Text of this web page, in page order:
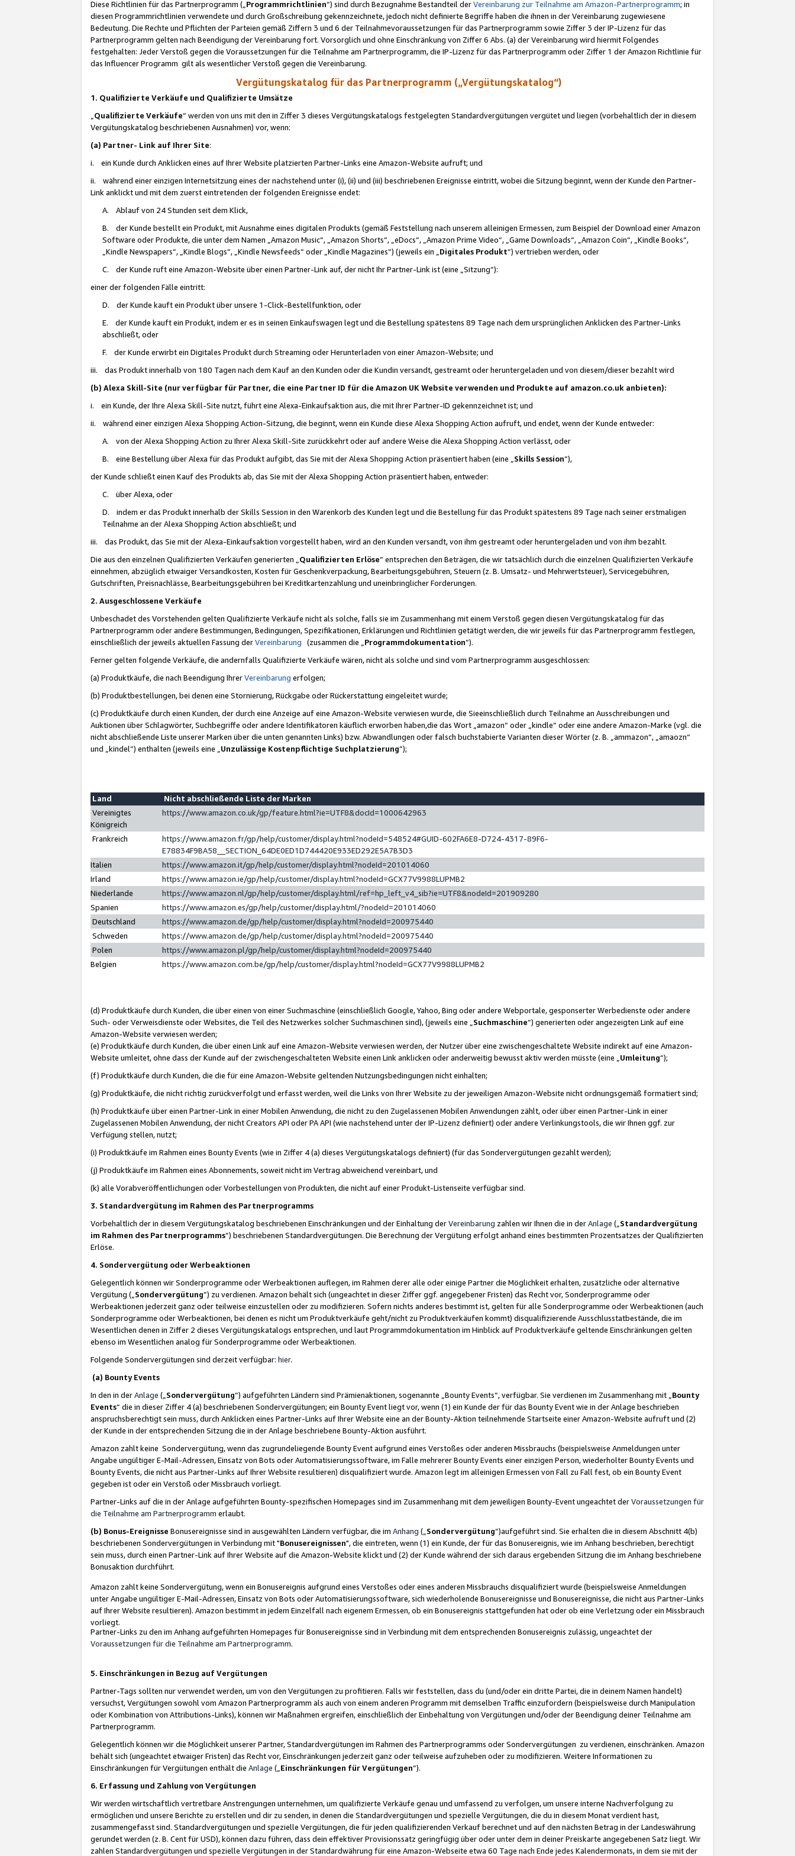
Diese Richtlinien für das Partnerprogramm („Programmrichtlinien“) sind durch Bezugnahme Bestandteil derVereinbarung zur Teilnahme am Amazon-Partnerprogramm; in
diesen Programmrichtlinien verwendete und durch Großschreibung gekennzeichnete, jedoch nicht definierte Begriffe haben die ihnen in der Vereinbarung zugewiesene
Bedeutung. Die Rechte und Pflichten der Parteien gemäß Ziffern 3 und 6 der Teilnahmevoraussetzungen für das Partnerprogramm sowie Ziffer 3 der IP-Lizenz für das
Partnerprogramm gelten nach Beendigung der Vereinbarung fort. Vorsorglich und ohne Einschränkung von Ziffer 6 Abs. (a) der Vereinbarung wird hiermit Folgendes
festgehalten: Jeder Verstoß gegen die Voraussetzungen für die Teilnahme am Partnerprogramm, die IP-Lizenz für das Partnerprogramm oder Ziffer 1 der Amazon Richtlinie für
das Influencer Programm gilt als wesentlicher Verstoß gegen die Vereinbarung.
Vergütungskatalog für das Partnerprogramm („Vergütungskatalog“)
1. Qualifizierte Verkäufe und Qualifizierte Umsätze
Qualifizierte Verkäufe“ werden von uns mit den in Ziffer 3 dieses Vergütungskatalogs festgelegten Standardvergütungen vergütet und liegen (vorbehaltlich der in diesem
Vergütungskatalog beschriebenen Ausnahmen) vor, wenn:
(a) Partner- Link auf Ihrer Site:
i. ein Kunde durch Anklicken eines auf Ihrer Website platzierten Partner-Links eine Amazon-Website aufruft; und
ii. während einer einzigen Internetsitzung eines der nachstehend unter (i), (ii) und (iii) beschriebenen Ereignisse eintritt, wobei die Sitzung beginnt, wenn der Kunde den Partner-
Link anklickt und mit dem zuerst eintretenden der folgenden Ereignisse endet:
A. Ablauf von 24 Stunden seit dem Klick,
B. der Kunde bestellt ein Produkt, mit Ausnahme eines digitalen Produkts (gemäß Feststellung nach unserem alleinigen Ermessen, zum Beispiel der Download einer Amazon
Software oder Produkte, die unter dem Namen „Amazon Music“, „Amazon Shorts“, „eDocs“, „Amazon Prime Video“, „Game Downloads“, „Amazon Coin“, „Kindle Books“,
„Kindle Newspapers“, „Kindle Blogs“, „Kindle Newsfeeds“ oder „Kindle Magazines“) (jeweils ein „ Digitales Produkt“) vertrieben werden, oder
C. der Kunde ruft eine Amazon-Website über einen Partner-Link auf, der nicht Ihr Partner-Link ist (eine „Sitzung“):
einer der folgenden Fälle eintritt:
D. der Kunde kauft ein Produkt über unsere 1-Click-Bestellfunktion, oder
E. der Kunde kauft ein Produkt, indem er es in seinen Einkaufswagen legt und die Bestellung spätestens 89 Tage nach dem ursprünglichen Anklicken des Partner-Links
abschließt, oder
F. der Kunde erwirbt ein Digitales Produkt durch Streaming oder Herunterladen von einer Amazon-Website; und
iii. das Produkt innerhalb von 180 Tagen nach dem Kauf an den Kunden oder die Kundin versandt, gestreamt oder heruntergeladen und von diesem/dieser bezahlt wird
(b) Alexa Skill-Site (nur verfügbar für Partner, die eine Partner ID für die Amazon UK Website verwenden und Produkte auf amazon.co.uk anbieten):
i. ein Kunde, der Ihre Alexa Skill-Site nutzt, führt eine Alexa-Einkaufsaktion aus, die mit Ihrer Partner-ID gekennzeichnet ist; und
ii. während einer einzigen Alexa Shopping Action-Sitzung, die beginnt, wenn ein Kunde diese Alexa Shopping Action aufruft, und endet, wenn der Kunde entweder:
A. von der Alexa Shopping Action zu Ihrer Alexa Skill-Site zurückkehrt oder auf andere Weise die Alexa Shopping Action verlässt, oder
B. eine Bestellung über Alexa für das Produkt aufgibt, das Sie mit der Alexa Shopping Action präsentiert haben (eine „ Skills Session“),
der Kunde schließt einen Kauf des Produkts ab, das Sie mit der Alexa Shopping Action präsentiert haben, entweder:
C. über Alexa, oder
D. indem er das Produkt innerhalb der Skills Session in den Warenkorb des Kunden legt und die Bestellung für das Produkt spätestens 89 Tage nach seiner erstmaligen
Teilnahme an der Alexa Shopping Action abschließt; und
iii. das Produkt, das Sie mit der Alexa-Einkaufsaktion vorgestellt haben, wird an den Kunden versandt, von ihm gestreamt oder heruntergeladen und von ihm bezahlt.
Die aus den einzelnen Qualifizierten Verkäufen generierten „ Qualifizierten Erlöse“ entsprechen den Beträgen, die wir tatsächlich durch die einzelnen Qualifizierten Verkäufe
einnehmen, abzüglich etwaiger Versandkosten, Kosten für Geschenkverpackung, Bearbeitungsgebühren, Steuern (z. B. Umsatz- und Mehrwertsteuer), Servicegebühren,
Gutschriften, Preisnachlässe, Bearbeitungsgebühren bei Kreditkartenzahlung und uneinbringlicher Forderungen.
2. Ausgeschlossene Verkäufe
Unbeschadet des Vorstehenden gelten Qualifizierte Verkäufe nicht als solche, falls sie im Zusammenhang mit einem Verstoß gegen diesen Vergütungskatalog für das
Partnerprogramm oder andere Bestimmungen, Bedingungen, Spezifikationen, Erklärungen und Richtlinien getätigt werden, die wir jeweils für das Partnerprogramm festlegen,
einschließlich der jeweils aktuellen Fassung derVereinbarung (zusammen die „ Programmdokumentation“).
Ferner gelten folgende Verkäufe, die andernfalls Qualifizierte Verkäufe wären, nicht als solche und sind vom Partnerprogramm ausgeschlossen:
(a) Produktkäufe, die nach Beendigung IhrerVereinbarung erfolgen;
(b) Produktbestellungen, bei denen eine Stornierung, Rückgabe oder Rückerstattung eingeleitet wurde;
(c) Produktkäufe durch einen Kunden, der durch eine Anzeige auf eine Amazon-Website verwiesen wurde, die Sieeinschließlich durch Teilnahme an Ausschreibungen und
Auktionen über Schlagwörter, Suchbegriffe oder andere Identifikatoren käuflich erworben haben,die das Wort „amazon“ oder „kindle“ oder eine andere Amazon-Marke (vgl. die
nicht abschließende Liste unserer Marken über die unten genannten Links) bzw. Abwandlungen oder falsch buchstabierte Varianten dieser Wörter (z. B. „ammazon“, „amaozn“
und „kindel“) enthalten (jeweils eine „ Unzulässige Kostenpflichtige Suchplatzierung”);
Land
Nicht abschließende Liste der Marken
Vereinigtes
Königreich
https://www.amazon.co.uk/gp/feature.html?ie=UTF8&docId=1000642963
Frankreich
https://www.amazon.fr/gp/help/customer/display.html?nodeId=548524#GUID-602FA6E8-D724-4317-89F6-
E78834F9BA58__SECTION_64DE0ED1D744420E933ED292E5A7B3D3
Italien
https://www.amazon.it/gp/help/customer/display.html?nodeId=201014060
Irland
https://www.amazon.ie/gp/help/customer/display.html?nodeId=GCX77V9988LUPMB2
Niederlande
https://www.amazon.nl/gp/help/customer/display.html/ref=hp_left_v4_sib?ie=UTF8&nodeId=201909280
Spanien
https://www.amazon.es/gp/help/customer/display.html/?nodeId=201014060
Deutschland
https://www.amazon.de/gp/help/customer/display.html?nodeId=200975440
Schweden
https://www.amazon.de/gp/help/customer/display.html?nodeId=200975440
Polen
https://www.amazon.pl/gp/help/customer/display.html?nodeId=200975440
Belgien
https://www.amazon.com.be/gp/help/customer/display.html?nodeId=GCX77V9988LUPMB2
(d) Produktkäufe durch Kunden, die über einen von einer Suchmaschine (einschließlich Google, Yahoo, Bing oder andere Webportale, gesponserter Werbedienste oder andere
Such- oder Verweisdienste oder Websites, die Teil des Netzwerkes solcher Suchmaschinen sind), (jeweils eine „ Suchmaschine“) generierten oder angezeigten Link auf eine
Amazon-Website verwiesen werden;
(e) Produktkäufe durch Kunden, die über einen Link auf eine Amazon-Website verwiesen werden, der Nutzer über eine zwischengeschaltete Website indirekt auf eine Amazon-
Website umleitet, ohne dass der Kunde auf der zwischengeschalteten Website einen Link anklicken oder anderweitig bewusst aktiv werden müsste (eine „ Umleitung“);
(f) Produktkäufe durch Kunden, die die für eine Amazon-Website geltenden Nutzungsbedingungen nicht einhalten;
(g) Produktkäufe, die nicht richtig zurückverfolgt und erfasst werden, weil die Links von Ihrer Website zu der jeweiligen Amazon-Website nicht ordnungsgemäß formatiert sind;
(h) Produktkäufe über einen Partner-Link in einer Mobilen Anwendung, die nicht zu den Zugelassenen Mobilen Anwendungen zählt, oder über einen Partner-Link in einer
Zugelassenen Mobilen Anwendung, der nicht Creators API oder PA API (wie nachstehend unter der IP-Lizenz definiert) oder andere Verlinkungstools, die wir Ihnen ggf. zur
Verfügung stellen, nutzt;
(i) Produktkäufe im Rahmen eines Bounty Events (wie in Ziffer 4 (a) dieses Vergütungskatalogs definiert) (für das Sondervergütungen gezahlt werden);
(j) Produktkäufe im Rahmen eines Abonnements, soweit nicht im Vertrag abweichend vereinbart, und
(k) alle Vorabveröffentlichungen oder Vorbestellungen von Produkten, die nicht auf einer Produkt-Listenseite verfügbar sind.
3. Standardvergütung im Rahmen des Partnerprogramms
Vorbehaltlich der in diesem Vergütungskatalog beschriebenen Einschränkungen und der Einhaltung derVereinbarung zahlen wir Ihnen die in derAnlage („ Standardvergütung
im Rahmen des Partnerprogramms“) beschriebenen Standardvergütungen. Die Berechnung der Vergütung erfolgt anhand eines bestimmten Prozentsatzes der Qualifizierten
Erlöse.
4. Sondervergütung oder Werbeaktionen
Gelegentlich können wir Sonderprogramme oder Werbeaktionen auflegen, im Rahmen derer alle oder einige Partner die Möglichkeit erhalten, zusätzliche oder alternative
Vergütung („ Sondervergütung”) zu verdienen. Amazon behält sich (ungeachtet in dieser Ziffer ggf. angegebener Fristen) das Recht vor, Sonderprogramme oder
Werbeaktionen jederzeit ganz oder teilweise einzustellen oder zu modifizieren. Sofern nichts anderes bestimmt ist, gelten für alle Sonderprogramme oder Werbeaktionen (auch
Sonderprogramme oder Werbeaktionen, bei denen es nicht um Produktverkäufe geht/nicht zu Produktverkäufen kommt) disqualifizierende Ausschlusstatbestände, die im
Wesentlichen denen in Ziffer 2 dieses Vergütungskatalogs entsprechen, und laut Programmdokumentation im Hinblick auf Produktverkäufe geltende Einschränkungen gelten
ebenso im Wesentlichen analog für Sonderprogramme oder Werbeaktionen.
Folgende Sondervergütungen sind derzeit verfügbar: hier.
(a) Bounty Events
In den in derAnlage („ Sondervergütung“) aufgeführten Ländern sind Prämienaktionen, sogenannte „Bounty Events“, verfügbar. Sie verdienen im Zusammenhang mit „ Bounty
Events“ die in dieser Ziffer 4 (a) beschriebenen Sondervergütungen; ein Bounty Event liegt vor, wenn (1) ein Kunde der für das Bounty Event wie in der Anlage beschrieben
anspruchsberechtigt sein muss, durch Anklicken eines Partner-Links auf Ihrer Website eine an der Bounty-Aktion teilnehmende Startseite einer Amazon-Website aufruft und (2)
der Kunde in der entsprechenden Sitzung die in der Anlage beschriebene Bounty-Aktion ausführt.
Amazon zahlt keine Sondervergütung, wenn das zugrundeliegende Bounty Event aufgrund eines Verstoßes oder anderen Missbrauchs (beispielsweise Anmeldungen unter
Angabe ungültiger E-Mail-Adressen, Einsatz von Bots oder Automatisierungssoftware, im Falle mehrerer Bounty Events einer einzigen Person, wiederholter Bounty Events und
Bounty Events, die nicht aus Partner-Links auf Ihrer Website resultieren) disqualifiziert wurde. Amazon legt im alleinigen Ermessen von Fall zu Fall fest, ob ein Bounty Event
gegeben ist oder ein Verstoß oder Missbrauch vorliegt.
Partner-Links auf die in der Anlage aufgeführten Bounty-spezifischen Homepages sind im Zusammenhang mit dem jeweiligen Bounty-Event ungeachtet derVoraussetzungen für
die Teilnahme am Partnerprogramm erlaubt.
(b) Bonus-Ereignisse Bonusereignisse sind in ausgewählten Ländern verfügbar, die im Anhang („ Sondervergütung“)aufgeführt sind. Sie erhalten die in diesem Abschnitt 4(b)
beschriebenen Sondervergütungen in Verbindung mit "Bonusereignissen", die eintreten, wenn (1) ein Kunde, der für das Bonusereignis, wie im Anhang beschrieben, berechtigt
sein muss, durch einen Partner-Link auf Ihrer Website auf die Amazon-Website klickt und (2) der Kunde während der sich daraus ergebenden Sitzung die im Anhang beschriebene
Bonusaktion durchführt.
Amazon zahlt keine Sondervergütung, wenn ein Bonusereignis aufgrund eines Verstoßes oder eines anderen Missbrauchs disqualifiziert wurde (beispielsweise Anmeldungen
unter Angabe ungültiger E-Mail-Adressen, Einsatz von Bots oder Automatisierungssoftware, sich wiederholende Bonusereignisse und Bonusereignisse, die nicht aus Partner-Links
auf Ihrer Website resultieren). Amazon bestimmt in jedem Einzelfall nach eigenem Ermessen, ob ein Bonusereignis stattgefunden hat oder ob eine Verletzung oder ein Missbrauch
vorliegt.
Partner-Links zu den im Anhang aufgeführten Homepages für Bonusereignisse sind in Verbindung mit dem entsprechenden Bonusereignis zulässig, ungeachtet der
Voraussetzungen für die Teilnahme am Partnerprogramm.
5. Einschränkungen in Bezug auf Vergütungen
Partner-Tags sollten nur verwendet werden, um von den Vergütungen zu profitieren. Falls wir feststellen, dass du (und/oder ein dritte Partei, die in deinem Namen handelt)
versuchst, Vergütungen sowohl vom Amazon Partnerprogramm als auch von einem anderen Programm mit demselben Traffic einzufordern (beispielsweise durch Manipulation
oder Kombination von Attributions-Links), können wir Maßnahmen ergreifen, einschließlich der Einbehaltung von Vergütungen und/oder der Beendigung deiner Teilnahme am
Partnerprogramm.
Gelegentlich können wir die Möglichkeit unserer Partner, Standardvergütungen im Rahmen des Partnerprogramms oder Sondervergütungen zu verdienen, einschränken. Amazon
behält sich (ungeachtet etwaiger Fristen) das Recht vor, Einschränkungen jederzeit ganz oder teilweise aufzuheben oder zu modifizieren. Weitere Informationen zu
Einschränkungen für Vergütungen enthält die Anlage („ Einschränkungen für Vergütungen“).
6. Erfassung und Zahlung von Vergütungen
Wir werden wirtschaftlich vertretbare Anstrengungen unternehmen, um qualifizierte Verkäufe genau und umfassend zu verfolgen, um unsere interne Nachverfolgung zu
ermöglichen und unsere Berichte zu erstellen und dir zu senden, in denen die Standardvergütungen und spezielle Vergütungen, die du in diesem Monat verdient hast,
zusammengefasst sind. Standardvergütungen und spezielle Vergütungen, die für jeden qualifizierenden Verkauf berechnet und auf den nächsten Betrag in der Landeswährung
gerundet werden (z. B. Cent für USD), können dazu führen, dass dein effektiver Provisionssatz geringfügig über oder unter dem in deiner Preiskarte angegebenen Satz liegt. Wir
zahlen Standardvergütungen und spezielle Vergütungen in der Standardwährung für eine Amazon-Webseite etwa 60 Tage nach Ende jedes Kalendermonats, in dem sie mit der